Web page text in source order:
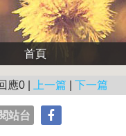
首頁
應0 | 上一篇 下一篇
站台